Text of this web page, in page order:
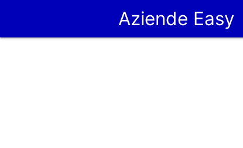
Aziende Easy